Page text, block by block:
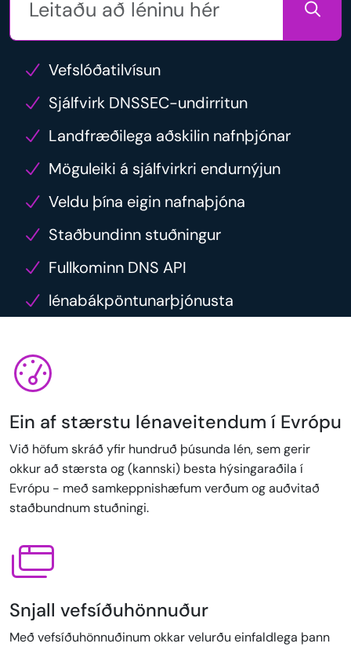
Vefslóðatilvísun
Sjálfvirk DNSSEC-undirritun
Landfræðilega aðskilin nafnþjónar
Möguleiki á sjálfvirkri endurnýjun
Veldu þína eigin nafnaþjóna
Staðbundinn stuðningur
Fullkominn DNS API
lénabákpöntunarþjónusta
Ein af stærstu lénaveitendum í Evrópu
Við höfum skráð yfir hundruð þúsunda lén, sem gerir
okkur að stærsta og (kannski) besta hýsingaraðila í
Evrópu - með samkeppnishæfum verðum og auðvitað
staðbundnum stuðningi.
Snjall vefsíðuhönnuður
Með vefsíðuhönnuðinum okkar velurðu einfaldlega þann